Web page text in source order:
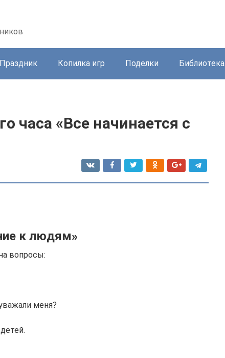
Праздник Копилка игр Поделки Библиотека
часа «Все начинается с
к людям»
вопросы:
меня?